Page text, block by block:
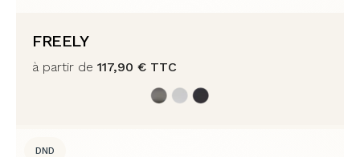
FREELY
à partir de 117,90 € TTC
DND